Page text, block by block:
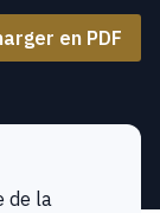
en PDF
de la